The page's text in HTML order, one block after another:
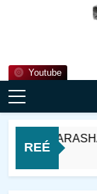
Youtube
REÉ
PARASHÁT